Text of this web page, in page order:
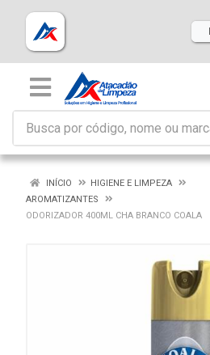
INÍCIO
HIGIENE E LIMPEZA
AROMATIZANTES
ODORIZADOR 400ML CHA BRANCO COALA